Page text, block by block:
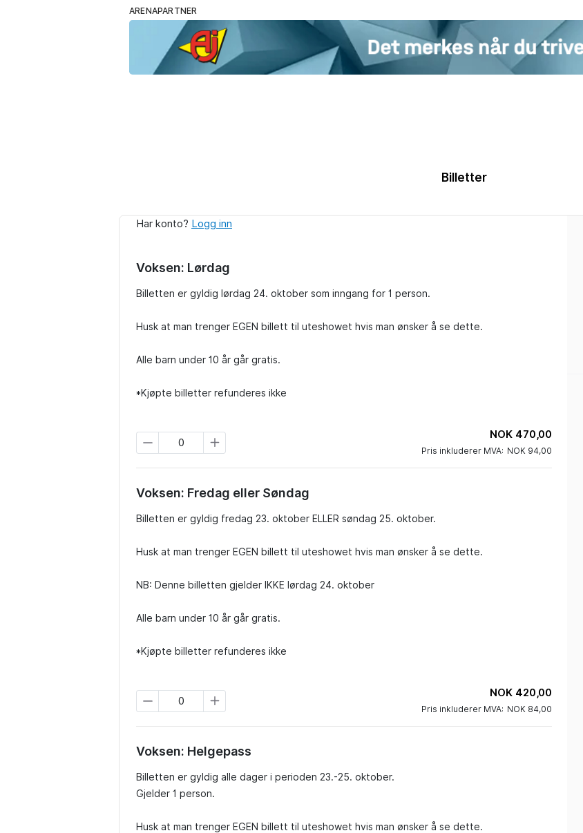
ARENAPARTNER
Billetter
Har konto? Logg inn
Voksen: Lørdag
Billetten er gyldig lørdag 24. oktober som inngang for 1 person.
Husk at man trenger EGEN billett til uteshowet hvis man ønsker å se dette.
Alle barn under 10 år går gratis.
*Kjøpte billetter refunderes ikke
NOK 470,00
Pris inkluderer MVA: NOK 94,00
Voksen: Fredag eller Søndag
Billetten er gyldig fredag 23. oktober ELLER søndag 25. oktober.
Husk at man trenger EGEN billett til uteshowet hvis man ønsker å se dette.
NB: Denne billetten gjelder IKKE lørdag 24. oktober
Alle barn under 10 år går gratis.
*Kjøpte billetter refunderes ikke
NOK 420,00
Pris inkluderer MVA: NOK 84,00
Voksen: Helgepass
Billetten er gyldig alle dager i perioden 23.-25. oktober.
Gjelder 1 person.
Husk at man trenger EGEN billett til uteshowet hvis man ønsker å se dette.